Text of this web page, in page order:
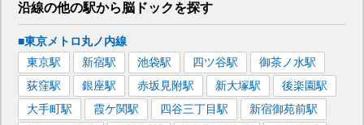
沿線の他の駅から脳ドックを探す
■東京メトロ丸ノ内線
東京駅 新宿駅 池袋駅 四ツ谷駅 御茶ノ水駅
荻窪駅 銀座駅 赤坂見附駅 新大塚駅 後楽園駅
大手町駅 霞ケ関駅 四谷三丁目駅 新宿御苑前駅